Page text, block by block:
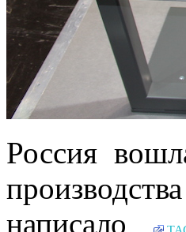
Россия
написало